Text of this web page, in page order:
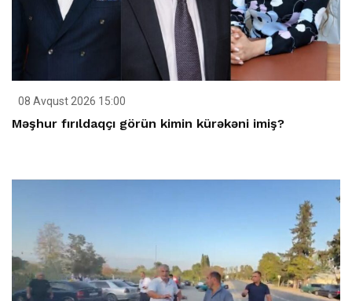
08 Avqust 2026 15:00
Məşhur fırıldaqçı görün kimin kürəkəni imiş?